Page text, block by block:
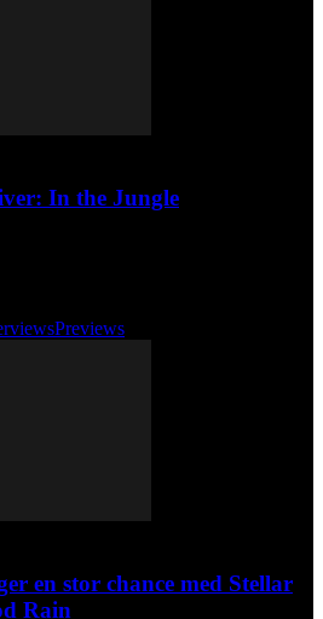
In the Jungle
Previews
en stor chance med Stellar
Rain